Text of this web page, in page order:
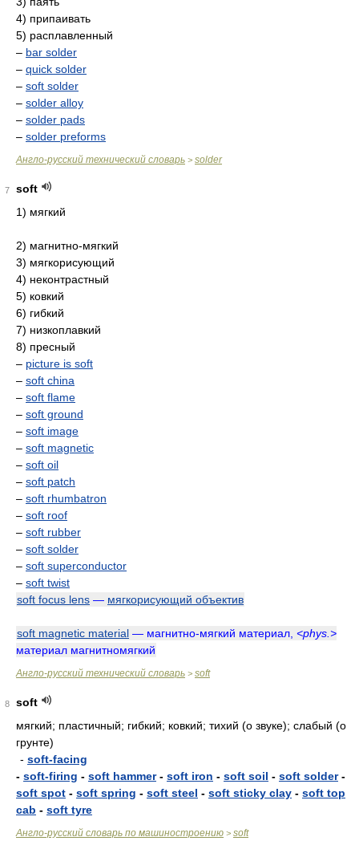
4) припаивать
5) расплавленный
– bar solder
– quick solder
– soft solder
– solder alloy
– solder pads
– solder preforms
Англо-русский технический словарь > solder
7
soft
1) мягкий
2) магнитно-мягкий
3) мягкорисующий
4) неконтрастный
5) ковкий
6) гибкий
7) низкоплавкий
8) пресный
– picture is soft
– soft china
– soft flame
– soft ground
– soft image
– soft magnetic
– soft oil
– soft patch
– soft rhumbatron
– soft roof
– soft rubber
– soft solder
– soft superconductor
– soft twist
soft focus lens — мягкорисующий объектив
soft magnetic material — магнитно-мягкий материал, <phys.>
материал магнитномягкий
Англо-русский технический словарь > soft
8
soft
мягкий; пластичный; гибкий; ковкий; тихий (о звуке); слабый (о
грунте)
- soft-facing
- soft-firing - soft hammer- soft iron - soft soil - soft solder-
soft spot - soft spring - soft steel - soft sticky clay - soft top
cab - soft tyre
Англо-русский словарь по машиностроению > soft